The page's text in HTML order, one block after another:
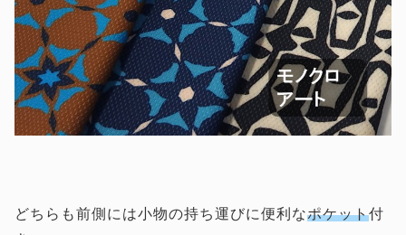
どちらも前側には小物の持ち運びに便利なポケット付